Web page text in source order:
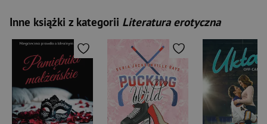
Inne książki z kategorii Literatura erotyczna